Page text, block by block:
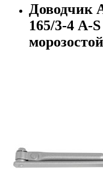
165/3-4 A-